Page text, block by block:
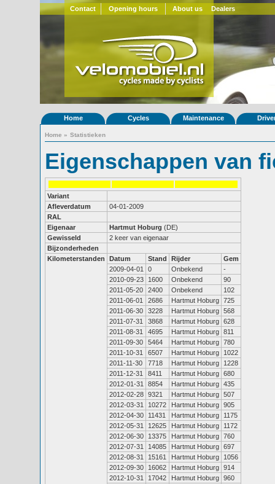
Contact Opening hours About us Dealers
Home Cycles Maintenance
Home » Statistieken
Eigenschappen van
Variant
Afleverdatum
04-01-2009
RAL
Eigenaar
Hartmut Hoburg (DE)
Gewisseld
2 keer van eigenaar
Bijzonderheden
Kilometerstanden
Datum Stand Rijder
Gem
2009-04-01
0 Onbekend
-
2010-09-23
1600 Onbekend
90
2011-05-20
2400 Onbekend
102
2011-06-01
2686 Hartmut Hoburg 725
2011-06-30
3228 Hartmut Hoburg 568
2011-07-31
3868 Hartmut Hoburg 628
2011-08-31
4695 Hartmut Hoburg 811
2011-09-30
5464 Hartmut Hoburg 780
2011-10-31
6507 Hartmut Hoburg
1022
2011-11-30
7718 Hartmut Hoburg
1228
2011-12-31
8411 Hartmut Hoburg 680
2012-01-31
8854 Hartmut Hoburg 435
2012-02-28 9321 Hartmut Hoburg 507
2012-03-31
10272 Hartmut Hoburg 905
2012-04-30
11431 Hartmut Hoburg
1175
2012-05-31
12625 Hartmut Hoburg
1172
2012-06-30
13375 Hartmut Hoburg 760
2012-07-31
14085 Hartmut Hoburg 697
2012-08-31
15161 Hartmut Hoburg
1056
2012-09-30
16062 Hartmut Hoburg 914
2012-10-31
17042 Hartmut Hoburg 960